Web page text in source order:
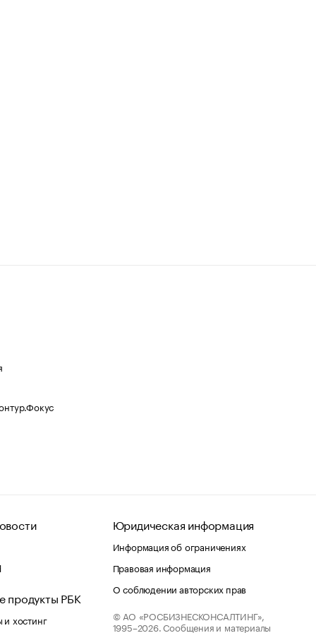
продукты РБК
хостинг
Юридическая информация
Информация об ограничениях
Правовая информация
О соблюдении авторских прав
© АО «РОСБИЗНЕСКОНСАЛТИНГ»,
1995–2026. Сообщения и материалы